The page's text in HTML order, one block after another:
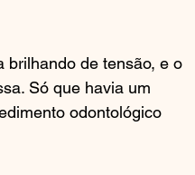
brilhando de tensão, e o
Só que havia um
odontológico